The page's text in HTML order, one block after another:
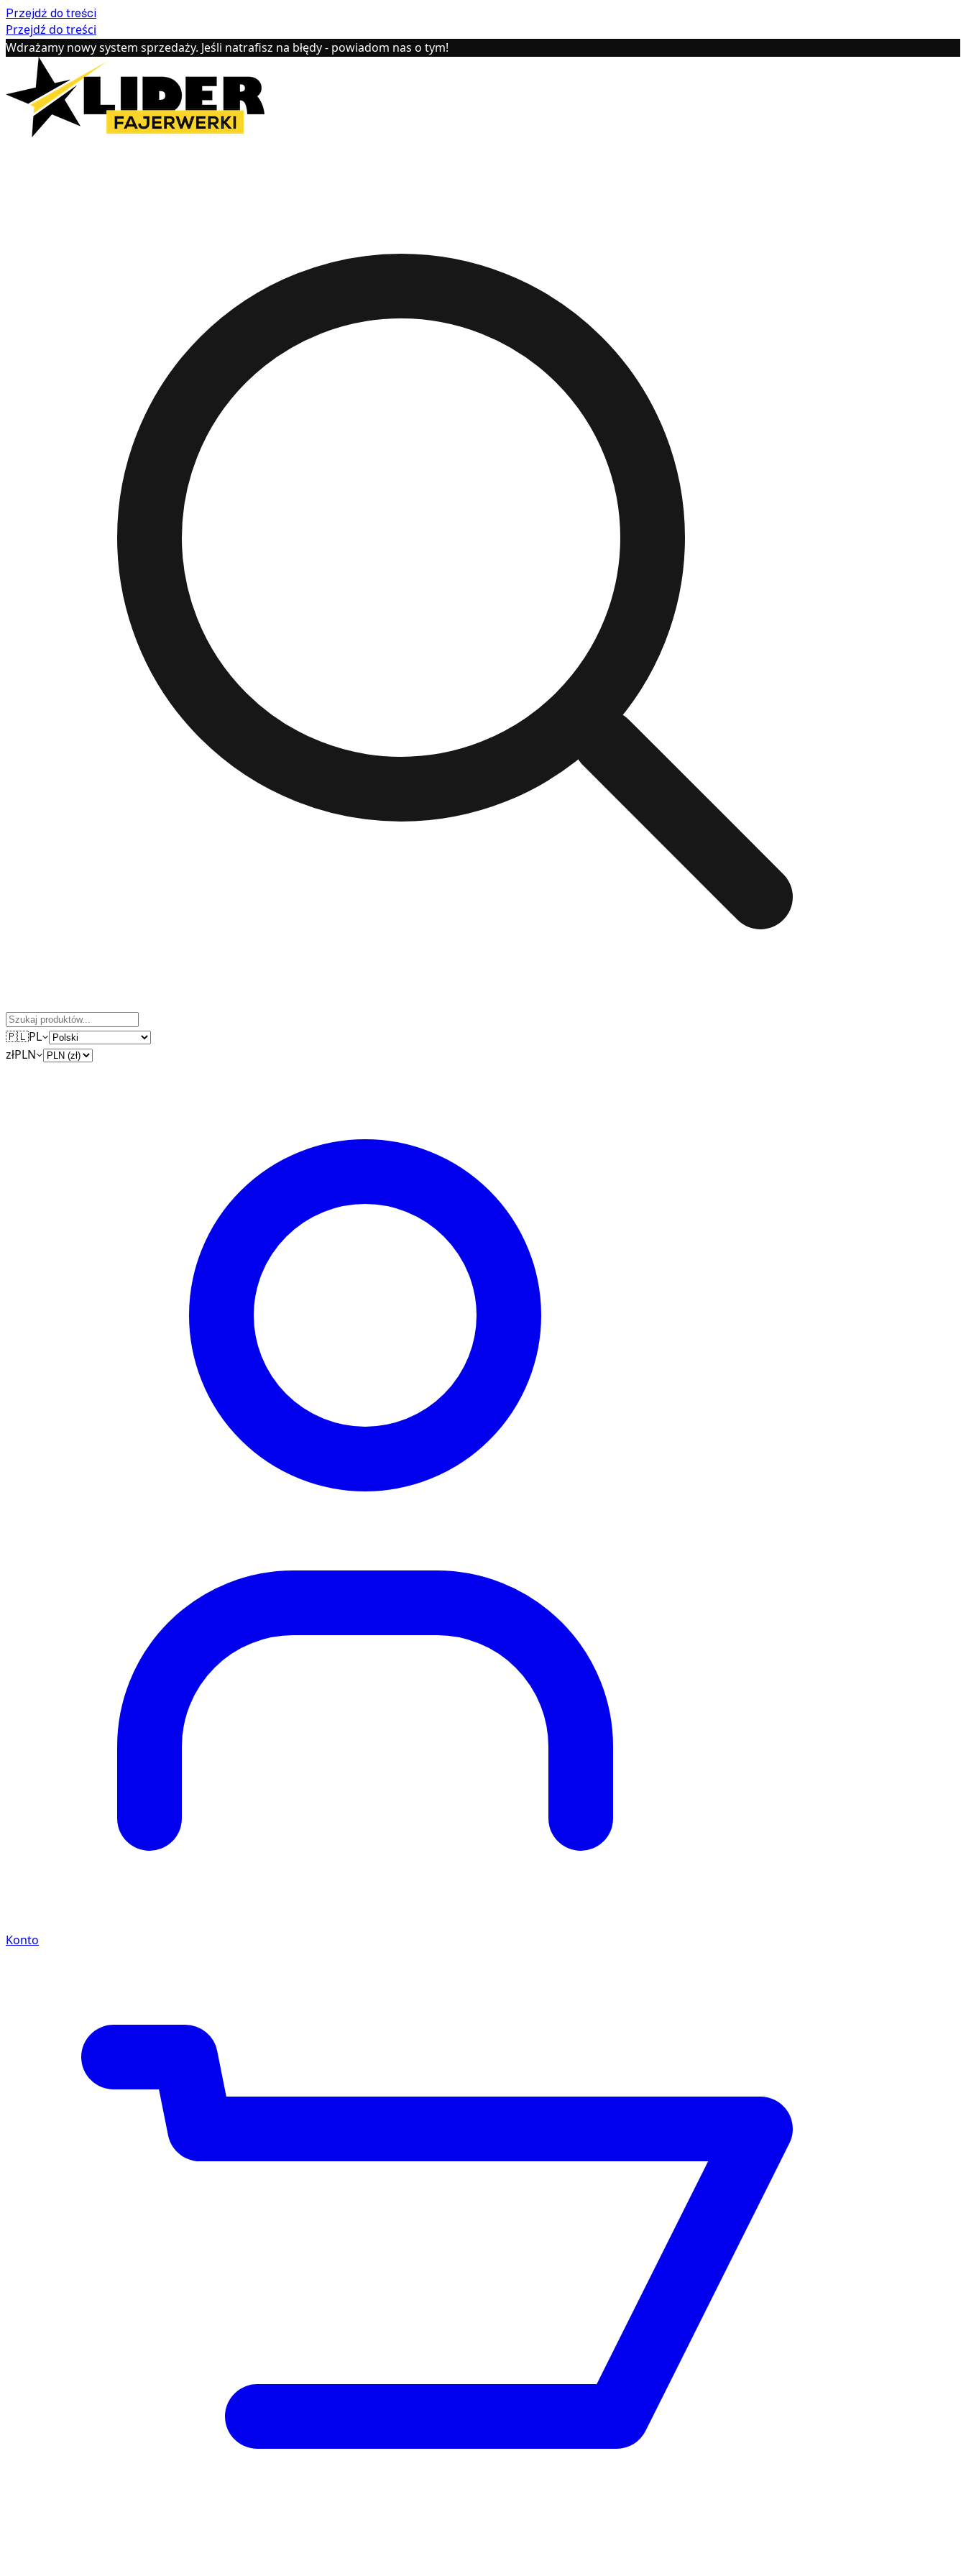
Przejdź do treści
Przejdź do treści
Wdrażamy nowy system sprzedaży. Jeśli natrafisz na błędy - powiadom nas o tym!
🇵🇱PL
złPLN
Konto